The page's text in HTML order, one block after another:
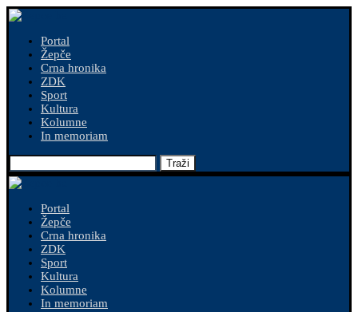
Portal
Žepče
Crna hronika
ZDK
Sport
Kultura
Kolumne
In memoriam
Traži
Portal
Žepče
Crna hronika
ZDK
Sport
Kultura
Kolumne
In memoriam